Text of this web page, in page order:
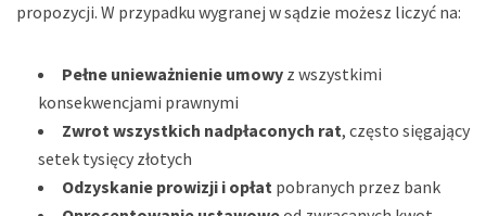
propozycji. W przypadku wygranej w sądzie możesz liczyć na:
Pełne unieważnienie umowy z wszystkimi
konsekwencjami prawnymi
Zwrot wszystkich nadpłaconych rat, często sięgający
setek tysięcy złotych
Odzyskanie prowizji i opłat pobranych przez bank